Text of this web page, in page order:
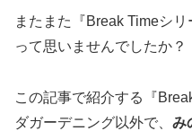
またまた『Break Timeシリ
って思いませんでしたか？
この記事で紹介する『
ダガーデニング以外で、 み